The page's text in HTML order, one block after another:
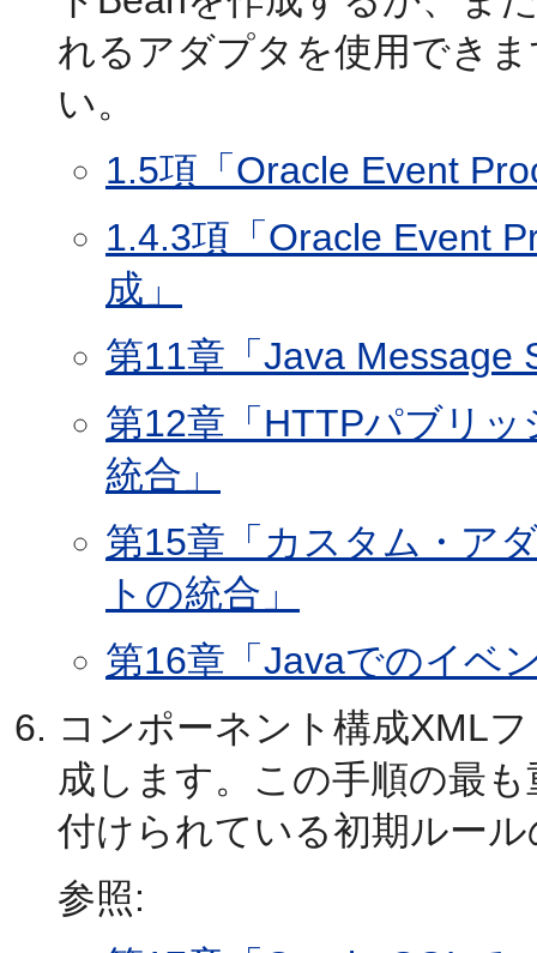
れるアダプタを使用でき
い。
1.5項「Oracle Event
1.4.3項「Oracle Event
成」
第11章「Java Message
第12章「HTTPパブリ
統合」
第15章「カスタム・ア
トの統合」
第16章「Javaでのイベ
コンポーネント構成XML
成します。この手順の最
付けられている初期ルー
参照: